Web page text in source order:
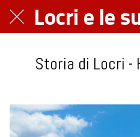
Storia di Locri -